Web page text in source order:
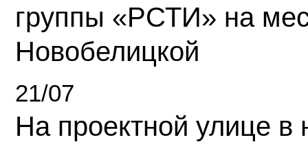
группы «РСТИ» на
Новобелицкой
21/07
На проектной улице